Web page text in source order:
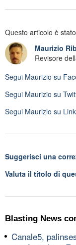
Questo articolo è
Maurizio
Revisore
Segui Maurizio su
Segui Maurizio su
Segui Maurizio su
Suggerisci una
Valuta il titolo di
Blasting News
Canale5,